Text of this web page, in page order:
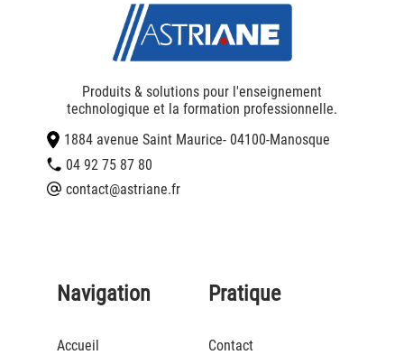
Produits & solutions pour l'enseignement
technologique et la formation professionnelle.
1884 avenue Saint Maurice- 04100-Manosque
04 92 75 87 80
contact@astriane.fr
Navigation
Accueil
Pratique
Contact